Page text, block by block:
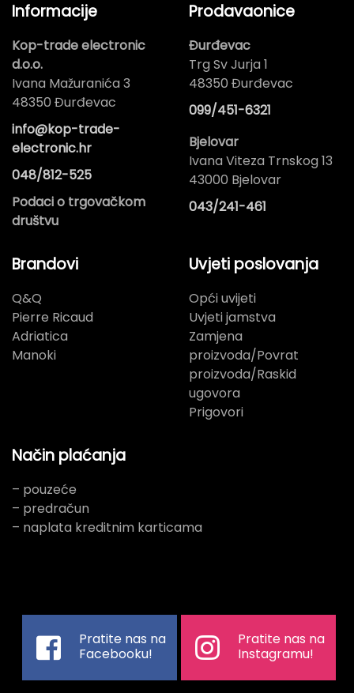
Informacije
Kop-trade electronic
d.o.o.
Ivana Mažuranića 3
48350 Đurđevac
info@kop-trade-
electronic.hr
048/812-525
Podaci o trgovačkom
društvu
Prodavaonice
Đurđevac
Trg Sv Jurja 1
48350 Đurđevac
099/451-6321
Bjelovar
Ivana Viteza Trnskog 13
43000 Bjelovar
043/241-461
Brandovi
Q&Q
Pierre Ricaud
Adriatica
Manoki
Uvjeti poslovanja
Opći uvijeti
Uvjeti jamstva
Zamjena
proizvoda/Povrat
proizvoda/Raskid
ugovora
Prigovori
Način plaćanja
– pouzeće
– predračun
– naplata kreditnim karticama
Pratite nas na
Facebooku!
Pratite nas na
Instagramu!